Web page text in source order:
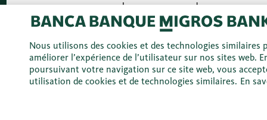
Vulnerability Disclosure Policy
Code de conduite et signalement
Aide et contacts
Nous utilisons des cookies et des technologies similaires
améliorer l’expérience de l’utilisateur sur nos sites web.
poursuivant votre navigation sur ce site web, vous
utilisation de cookies et de technologies similaires. En
chez vous comme dans une
succursale!
Fixer un rendez-vous